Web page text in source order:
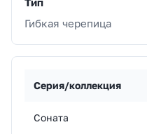
Гибкая черепица
Серия/коллекция
Соната